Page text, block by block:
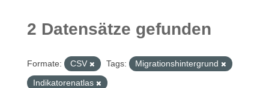
2 Datensätze gefunden
Formate: CSV Tags:
Migrationshintergrund
Indikatorenatlas